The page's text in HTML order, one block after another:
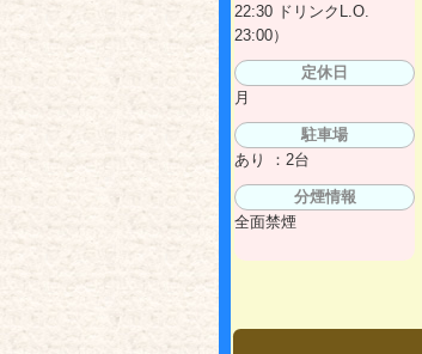
22:30 ドリンクL.O.
23:00）
定休日
月
駐車場
あり ：2台
分煙情報
全面禁煙